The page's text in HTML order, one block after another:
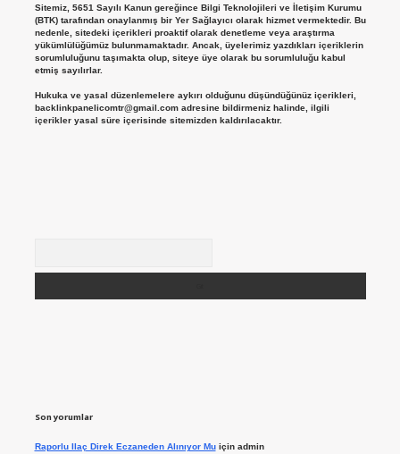
Sitemiz, 5651 Sayılı Kanun gereğince Bilgi Teknolojileri ve İletişim Kurumu
(BTK) tarafından onaylanmış bir Yer Sağlayıcı olarak hizmet vermektedir. Bu
nedenle, sitedeki içerikleri proaktif olarak denetleme veya araştırma
yükümlülüğümüz bulunmamaktadır. Ancak, üyelerimiz yazdıkları içeriklerin
sorumluluğunu taşımakta olup, siteye üye olarak bu sorumluluğu kabul
etmiş sayılırlar.
Hukuka ve yasal düzenlemelere aykırı olduğunu düşündüğünüz içerikleri,
backlinkpanelicomtr@gmail.comadresine bildirmeniz halinde, ilgili
içerikler yasal süre içerisinde sitemizden kaldırılacaktır.
Son yorumlar
Raporlu Ilaç Direk Eczaneden Alınıyor Muiçin admin